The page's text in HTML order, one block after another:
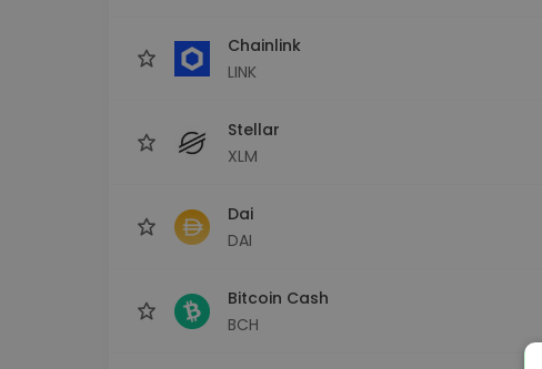
Chainlink
LINK
Stellar
XLM
Dai
DAI
Bitcoin Cash
BCH